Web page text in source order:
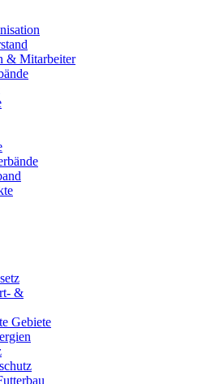
& Mitarbeiter
&
Gebiete